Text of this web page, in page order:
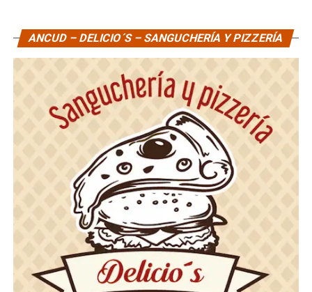
ANCUD – DELICIO´S – SANGUCHERÍA Y PIZZERÍA